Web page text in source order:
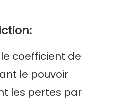
coefficient de
le pouvoir
les pertes par